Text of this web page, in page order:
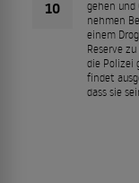
10
gehen und
nehmen
einem
Reserve
die Polizei
findet
dass sie